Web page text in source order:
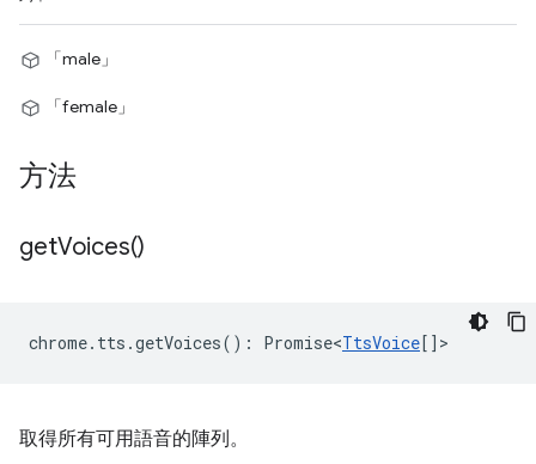
「male」
「female」
方法
getVoices()
chrome. tts .getVoices() : Promise<TtsVoice[] >
取得所有可用語音的陣列。